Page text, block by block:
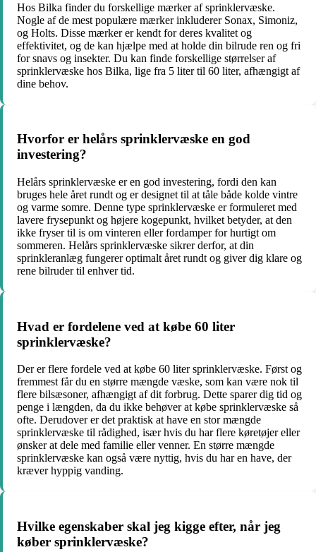
Hos Bilka finder du forskellige mærker af sprinklervæske.
Nogle af de mest populære mærker inkluderer Sonax, Simoniz,
og Holts. Disse mærker er kendt for deres kvalitet og
effektivitet, og de kan hjælpe med at holde din bilrude ren og fri
for snavs og insekter. Du kan finde forskellige størrelser af
sprinklervæske hos Bilka, lige fra 5 liter til 60 liter, afhængigt af
dine behov.
Hvorfor er helårs sprinklervæske en god
investering?
Helårs sprinklervæske er en god investering, fordi den kan
bruges hele året rundt og er designet til at tåle både kolde vintre
og varme somre. Denne type sprinklervæske er formuleret med
lavere frysepunkt og højere kogepunkt, hvilket betyder, at den
ikke fryser til is om vinteren eller fordamper for hurtigt om
sommeren. Helårs sprinklervæske sikrer derfor, at din
sprinkleranlæg fungerer optimalt året rundt og giver dig klare og
rene bilruder til enhver tid.
Hvad er fordelene ved at købe 60 liter
sprinklervæske?
Der er flere fordele ved at købe 60 liter sprinklervæske. Først og
fremmest får du en større mængde væske, som kan være nok til
flere bilsæsoner, afhængigt af dit forbrug. Dette sparer dig tid og
penge i længden, da du ikke behøver at købe sprinklervæske så
ofte. Derudover er det praktisk at have en stor mængde
sprinklervæske til rådighed, især hvis du har flere køretøjer eller
ønsker at dele med familie eller venner. En større mængde
sprinklervæske kan også være nyttig, hvis du har en have, der
kræver hyppig vanding.
Hvilke egenskaber skal jeg kigge efter, når jeg
køber sprinklervæske?